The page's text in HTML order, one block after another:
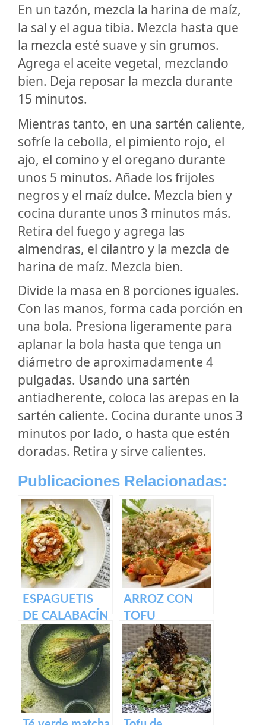
En un tazón, mezcla la harina de maíz,
la sal y el agua tibia. Mezcla hasta que
la mezcla esté suave y sin grumos.
Agrega el aceite vegetal, mezclando
bien. Deja reposar la mezcla durante
15 minutos.
Mientras tanto, en una sartén caliente,
sofríe la cebolla, el pimiento rojo, el
ajo, el comino y el oregano durante
unos 5 minutos. Añade los frijoles
negros y el maíz dulce. Mezcla bien y
cocina durante unos 3 minutos más.
Retira del fuego y agrega las
almendras, el cilantro y la mezcla de
harina de maíz. Mezcla bien.
Divide la masa en 8 porciones iguales.
Con las manos, forma cada porción en
una bola. Presiona ligeramente para
aplanar la bola hasta que tenga un
diámetro de aproximadamente 4
pulgadas. Usando una sartén
antiadherente, coloca las arepas en la
sartén caliente. Cocina durante unos 3
minutos por lado, o hasta que estén
doradas. Retira y sirve calientes.
Publicaciones Relacionadas:
ESPAGUETIS
DE CALABACÍN
CON PESTO
ROJO
ARROZ CON
TOFU
ENCEBOLLADO
Y VERDURAS